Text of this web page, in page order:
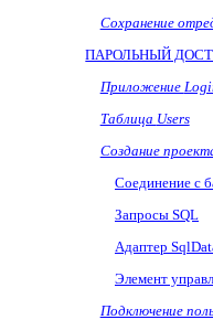
Сохранение
ПАРОЛЬНЫЙ
Приложение
Таблица Users
Создание
Соединение с
Запросы SQL
Адаптер
Элемент
Подключение